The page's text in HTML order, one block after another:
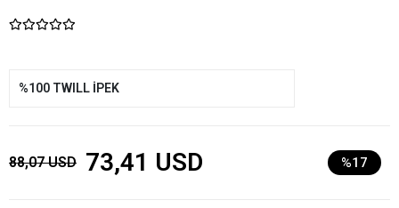
%100 TWILL İPEK
88,07 USD 73,41 USD %17